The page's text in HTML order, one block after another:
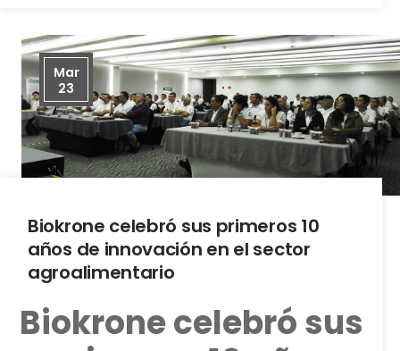
Mar
23
Biokrone celebró sus primeros 10
años de innovación en el sector
agroalimentario
Biokrone celebró sus